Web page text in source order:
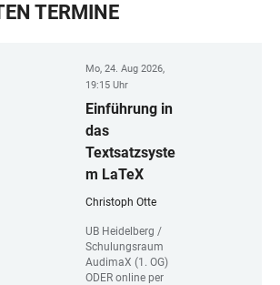
TERMINE
Mo, 24. Aug 2026,
19:15 Uhr
Einführung in
das
Textsatzsyste
m LaTeX
Christoph Otte
UB Heidelberg /
Schulungsraum
AudimaX (1. OG)
ODER online per